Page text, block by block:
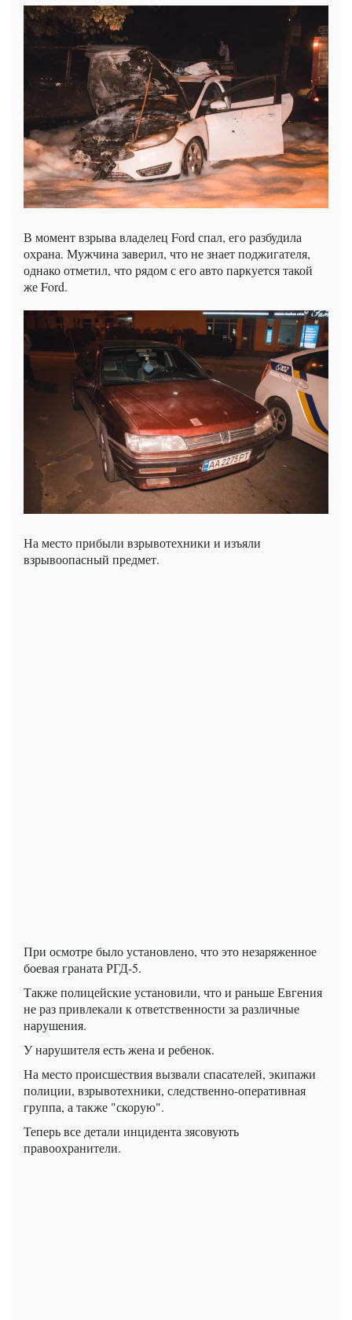
В момент взрыва владелец Ford спал, его разбудила
охрана. Мужчина заверил, что не знает поджигателя,
однако отметил, что рядом с его авто паркуется такой
же Ford.
На место прибыли взрывотехники и изъяли
взрывоопасный предмет.
При осмотре было установлено, что это незаряженное
боевая граната РГД-5.
Также полицейские установили, что и раньше Евгения
не раз привлекали к ответственности за различные
нарушения.
У нарушителя есть жена и ребенок.
На место происшествия вызвали спасателей, экипажи
полиции, взрывотехники, следственно-оперативная
группа, а также "скорую".
Теперь все детали инцидента зясовують
правоохранители.